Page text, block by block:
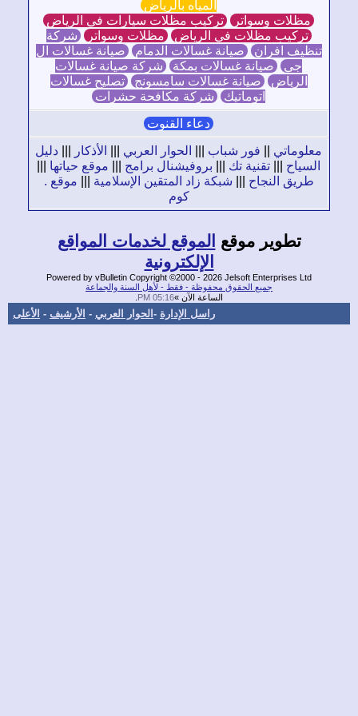
المياه بالرياض
وسواتر تركيب مظلات سيارات في الرياض
تركيب مظلات في الرياض
مظلات وسواتر شركة
افران صيانة غسالات الدمام صيانة غسالات ال
صيانة غسالات بمكة شركة صيانة غسالات
صيانة غسالات سامسونج تصليح غسالات
شركة مكافحة حشرات
دعاء القنوت
||فور شباب||| الحوار العربي |||الأذكار
دليل
|||تقنية تك |||بروفيشنال برامج||| موقع حياتها|||
النجاح||| شبكة زاد المتقين الإسلامية |||موقع .
تطوير موقع الموقع لخدمات المواقع
الإلكترونية
Powered by vBulletin Copyright ©2000 - 2026 Jelsoft Enterprises Ltd
جميع الحقوق محفوظة - فقط - لأهل السنة والجماعة
الساعة الآن »05:16 PM
.
راسل الإدارة-الحوار العربي-الأرشيف - الأعلى